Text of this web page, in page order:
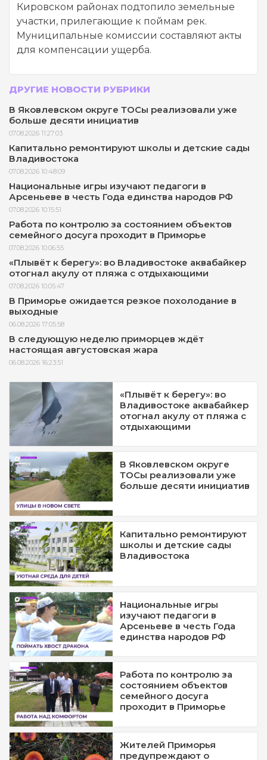
Кировском районах подтопило земельные
участки, прилегающие к поймам рек.
Муниципальные комиссии составляют акты
для компенсации ущерба.
ДРУГИЕ НОВОСТИ РУБРИКИ
В Яковлевском округе ТОСы реализовали уже
больше десяти инициатив
07.08.2026 11:27:03
Капитально ремонтируют школы и детские сады
Владивостока
07.08.2026 10:48:09
Национальные игры изучают педагоги в
Арсеньеве в честь Года единства народов РФ
07.08.2026 10:15:51
Работа по контролю за состоянием объектов
семейного досуга проходит в Приморье
07.08.2026 10:06:55
«Плывёт к берегу»: во Владивостоке аквабайкер
отогнал акулу от пляжа с отдыхающими
07.08.2026 10:05:47
В Приморье ожидается резкое похолодание в
выходные
06.08.2026 17:05:58
В следующую неделю приморцев ждёт
настоящая августовская жара
06.08.2026 16:23:51
«Плывёт к берегу»: во
Владивостоке аквабайкер
отогнал акулу от пляжа с
отдыхающими
В Яковлевском округе
ТОСы реализовали уже
больше десяти инициатив
Капитально ремонтируют
школы и детские сады
Владивостока
Национальные игры
изучают педагоги в
Арсеньеве в честь Года
единства народов РФ
Работа по контролю за
состоянием объектов
семейного досуга
проходит в Приморье
Жителей Приморья
предупреждают о